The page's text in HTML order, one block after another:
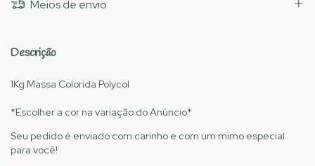
Meios de envio
Descrição
1Kg Massa Colorida Polycol
*Escolher a cor na variação do Anúncio*
Seu pedido é enviado com carinho e com um mimo especial
para você!